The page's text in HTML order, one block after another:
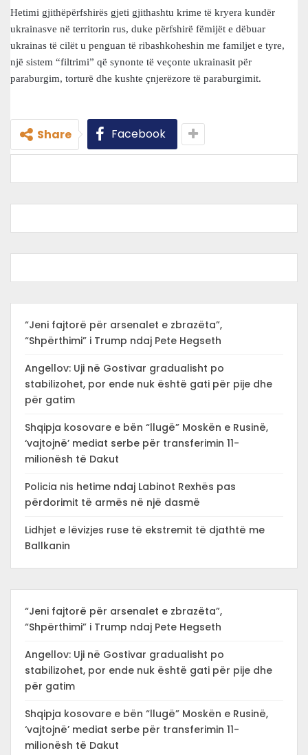
Hetimi gjithëpërfshirës gjeti gjithashtu krime të kryera kundër
ukrainasve në territorin rus, duke përfshirë fëmijët e dëbuar
ukrainas të cilët u penguan të ribashkoheshin me familjet e tyre,
një sistem “filtrimi” që synonte të veçonte ukrainasit për
paraburgim, torturë dhe kushte çnjerëzore të paraburgimit.
Share Facebook
“Jeni fajtorë për arsenalet e zbrazëta”,
“Shpërthimi” i Trump ndaj Pete Hegseth
Angellov: Uji në Gostivar gradualisht po
stabilizohet, por ende nuk është gati për pije dhe
për gatim
Shqipja kosovare e bën “llugë” Moskën e Rusinë,
‘vajtojnë’ mediat serbe për transferimin 11-
milionësh të Dakut
Policia nis hetime ndaj Labinot Rexhës pas
përdorimit të armës në një dasmë
Lidhjet e lëvizjes ruse të ekstremit të djathtë me
Ballkanin
“Jeni fajtorë për arsenalet e zbrazëta”,
“Shpërthimi” i Trump ndaj Pete Hegseth
Angellov: Uji në Gostivar gradualisht po
stabilizohet, por ende nuk është gati për pije dhe
për gatim
Shqipja kosovare e bën “llugë” Moskën e Rusinë,
‘vajtojnë’ mediat serbe për transferimin 11-
milionësh të Dakut